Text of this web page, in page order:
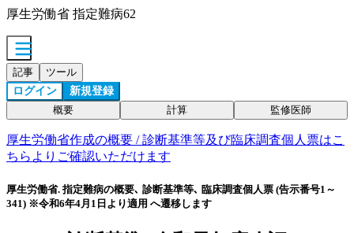
厚生労働省 指定難病62
記事 ツール
ログイン 新規登録
概要 計算 監修医師
厚生労働省作成の概要 / 診断基準等及び臨床調査個人票はこ
ちらよりご確認いただけます
厚生労働省. 指定難病の概要､ 診断基準等､ 臨床調査個人票 (告示番号1～
341) ※令和6年4月1日より適用 へ遷移します